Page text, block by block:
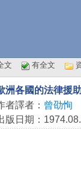
文 有全文
洲各國的法律援
者譯者： 曾劭恂
版日期：